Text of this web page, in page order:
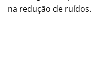
na redução de ruídos.